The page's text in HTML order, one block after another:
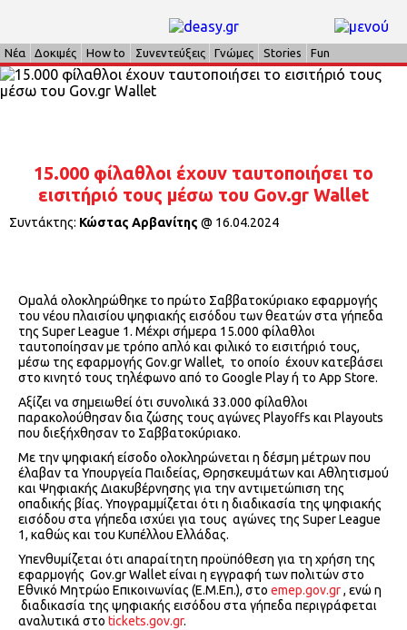
Νέα Δοκιμές How to Συνεντεύξεις Γνώμες Stories Fun
15.000 φίλαθλοι έχουν ταυτοποιήσει το
εισιτήριό τους μέσω του Gov.gr Wallet
Συντάκτης: Κώστας Αρβανίτης @ 16.04.2024
Ομαλά ολοκληρώθηκε το πρώτο Σαββατοκύριακο εφαρμογής
του νέου πλαισίου ψηφιακής εισόδου των θεατών στα γήπεδα
της Super League 1. Μέχρι σήμερα 15.000 φίλαθλοι
ταυτοποίησαν με τρόπο απλό και φιλικό το εισιτήριό τους,
μέσω της εφαρμογής Gov.gr Wallet, το οποίο έχουν κατεβάσει
στο κινητό τους τηλέφωνο από το Google Play ή το App Store.
Αξίζει να σημειωθεί ότι συνολικά 33.000 φίλαθλοι
παρακολούθησαν δια ζώσης τους αγώνες Playoffs και Playouts
που διεξήχθησαν το Σαββατοκύριακο.
Με την ψηφιακή είσοδο ολοκληρώνεται η δέσμη μέτρων που
έλαβαν τα Υπουργεία Παιδείας, Θρησκευμάτων και Αθλητισμού
και Ψηφιακής Διακυβέρνησης για την αντιμετώπιση της
οπαδικής βίας. Υπογραμμίζεται ότι η διαδικασία της ψηφιακής
εισόδου στα γήπεδα ισχύει για τους αγώνες της Super League
1, καθώς και του Κυπέλλου Ελλάδας.
Υπενθυμίζεται ότι απαραίτητη προϋπόθεση για τη χρήση της
εφαρμογής Gov.gr Wallet είναι η εγγραφή των πολιτών στο
Εθνικό Μητρώο Επικοινωνίας (Ε.Μ.Επ.), στο emep.gov.gr, ενώ η
διαδικασία της ψηφιακής εισόδου στα γήπεδα περιγράφεται
αναλυτικά στο tickets.gov.gr.